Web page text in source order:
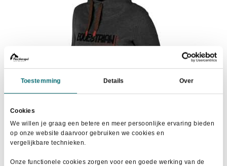
Toestemming Details Over
Cookies
We willen je graag een betere en meer persoonlijke ervaring bieden
op onze website daarvoor gebruiken we cookies en
vergelijkbare technieken.
Onze functionele cookies zorgen voor een goede werking van de
gekozen
worden
op